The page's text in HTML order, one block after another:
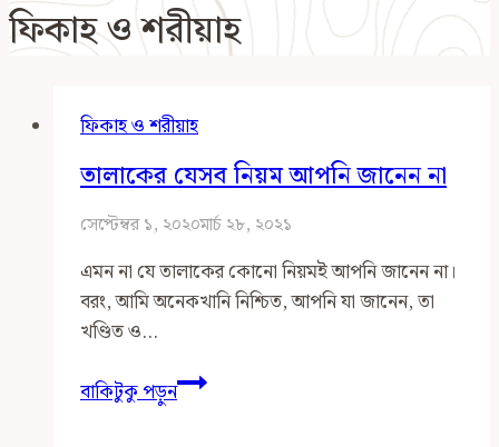
ফিকাহ ও শরীয়াহ
ফিকাহ ও শরীয়াহ
তালাকের যেসব নিয়ম আপনি জানেন না
সেপ্টেম্বর ১, ২০২০মার্চ ২৮, ২০২১
এমন না যে তালাকের কোনো নিয়মই আপনি জানেন না।
বরং, আমি অনেকখানি নিশ্চিত, আপনি যা জানেন, তা
খণ্ডিত ও…
বাকিটুকু পড়ুনতালাকের
যেসব